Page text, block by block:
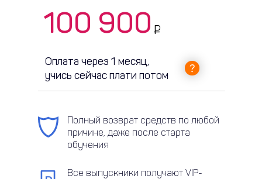
Оплата через 1 месяц,
учись сейчас плати потом
100 900
Полный возврат средств по любой
причине, даже после старта
обучения
Все выпускники получают VIP-
₽